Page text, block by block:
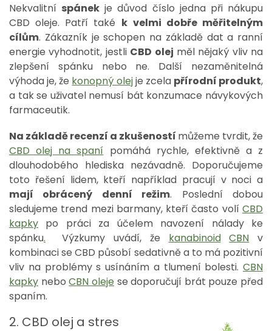
Nekvalitní spánek je důvod číslo jedna při nákupu
CBD oleje. Patří také k velmi dobře měřitelným
cílům. Zákazník je schopen na základě dat a ranní
energie vyhodnotit, jestli CBD olej měl nějaký vliv na
zlepšení spánku nebo ne. Další nezaměnitelná
výhoda je, že konopný olejje zcela přírodní produkt,
a tak se uživatel nemusí bát konzumace návykových
farmaceutik.
Na základě recenzí a zkušeností můžeme tvrdit, že
CBD olej na spaní pomáhá rychle, efektivně a z
dlouhodobého hlediska nezávadně. Doporučujeme
toto řešení lidem, kteří například pracují v noci a
mají obrácený denní režim. Poslední dobou
sledujeme trend mezi barmany, kteří často volí CBD
kapky po práci za účelem navození nálady ke
spánku. Výzkumy uvádí, že kanabinoid CBN v
kombinaci se CBD působí sedativně a to má pozitivní
vliv na problémy s usínáním a tlumení bolesti. CBN
kapky neboCBN olejese doporučují brát pouze před
spaním.
2. CBD olej a stres